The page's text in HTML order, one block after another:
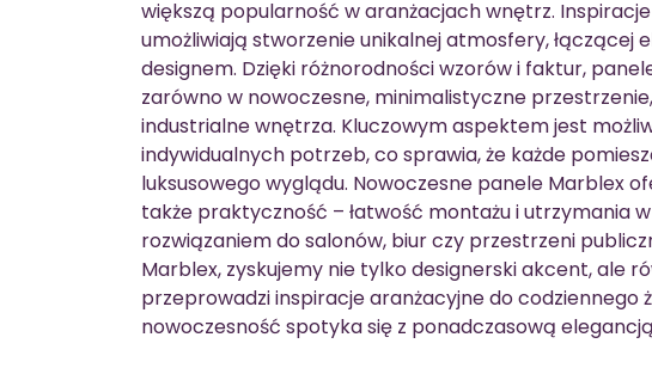
większą popularność w aranżacjach wnętrz.
umożliwiają stworzenie unikalnej atmosfery, łączącej
designem. Dzięki różnorodności wzorów i faktur,
zarówno w nowoczesne, minimalistyczne
industrialne wnętrza. Kluczowym aspektem jest
indywidualnych potrzeb, co sprawia, że każde
luksusowego wyglądu. Nowoczesne panele Marblex
także praktyczność – łatwość montażu i utrzymania
rozwiązaniem do salonów, biur czy przestrzeni
Marblex, zyskujemy nie tylko designerski akcent, ale
przeprowadzi inspiracje aranżacyjne do
nowoczesność spotyka się z ponadczasową